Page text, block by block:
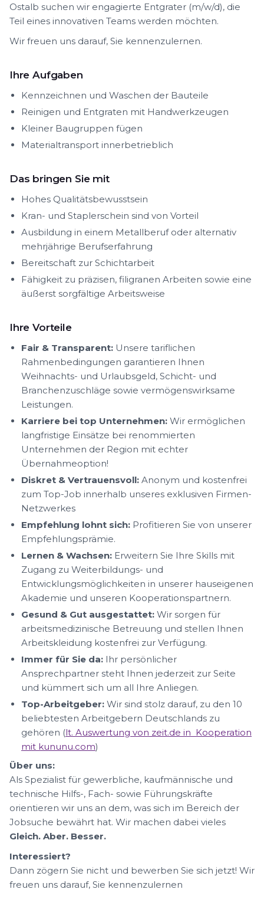
Ostalb suchen wir engagierte Entgrater (m/w/d), die
Teil eines innovativen Teams werden möchten.
Wir freuen uns darauf, Sie kennenzulernen.
Ihre Aufgaben
Kennzeichnen und Waschen der Bauteile
Reinigen und Entgraten mit Handwerkzeugen
Kleiner Baugruppen fügen
Materialtransport innerbetrieblich
Das bringen Sie mit
Hohes Qualitätsbewusstsein
Kran- und Staplerschein sind von Vorteil
Ausbildung in einem Metallberuf oder alternativ
mehrjährige Berufserfahrung
Bereitschaft zur Schichtarbeit
Fähigkeit zu präzisen, filigranen Arbeiten sowie eine
äußerst sorgfältige Arbeitsweise
Ihre Vorteile
Fair & Transparent: Unsere tariflichen
Rahmenbedingungen garantieren Ihnen
Weihnachts- und Urlaubsgeld, Schicht- und
Branchenzuschläge sowie vermögenswirksame
Leistungen.
Karriere bei top Unternehmen: Wir ermöglichen
langfristige Einsätze bei renommierten
Unternehmen der Region mit echter
Übernahmeoption!
Diskret & Vertrauensvoll: Anonym und kostenfrei
zum Top-Job innerhalb unseres exklusiven Firmen-
Netzwerkes
Empfehlung lohnt sich: Profitieren Sie von unserer
Empfehlungsprämie.
Lernen & Wachsen: Erweitern Sie Ihre Skills mit
Zugang zu Weiterbildungs- und
Entwicklungsmöglichkeiten in unserer hauseigenen
Akademie und unseren Kooperationspartnern.
Gesund & Gut ausgestattet: Wir sorgen für
arbeitsmedizinische Betreuung und stellen Ihnen
Arbeitskleidung kostenfrei zur Verfügung.
Immer für Sie da: Ihr persönlicher
Ansprechpartner steht Ihnen jederzeit zur Seite
und kümmert sich um all Ihre Anliegen.
Top-Arbeitgeber: Wir sind stolz darauf, zu den 10
beliebtesten Arbeitgebern Deutschlands zu
gehören (lt. Auswertung von zeit.de in Kooperation
mit kununu.com)
Über uns:
Als Spezialist für gewerbliche, kaufmännische und
technische Hilfs-, Fach- sowie Führungskräfte
orientieren wir uns an dem, was sich im Bereich der
Jobsuche bewährt hat. Wir machen dabei vieles
Gleich. Aber. Besser.
Interessiert?
Dann zögern Sie nicht und bewerben Sie sich jetzt! Wir
freuen uns darauf, Sie kennenzulernen